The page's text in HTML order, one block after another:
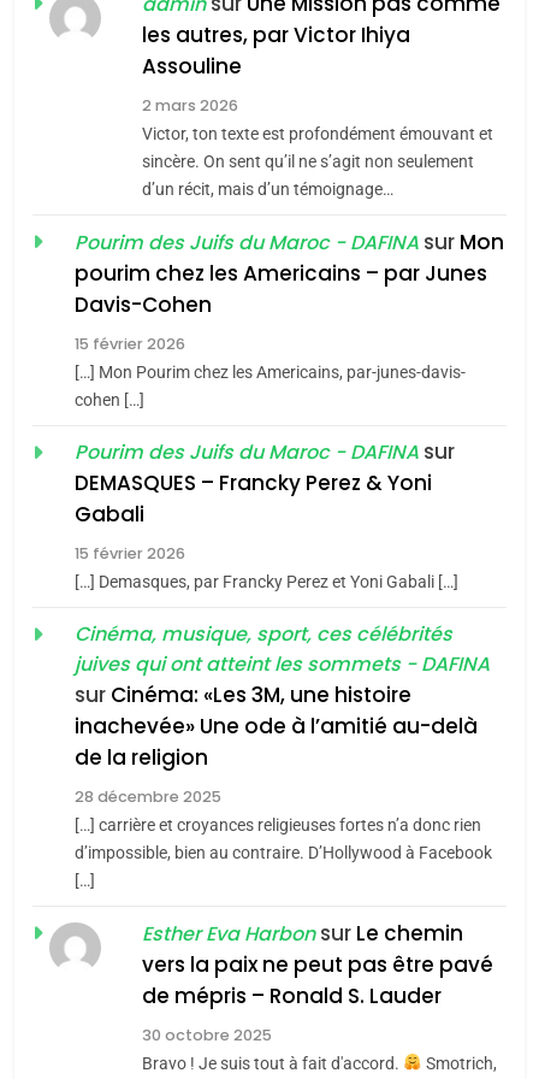
JUDAISME
Maroc : Les amandes de
Tafraout, le miel de Tadla
Azilal consacrés produits
du terroir
DAFINA MAROC
Oeil ravageur – Vanessa
De Loya Stauber
«Tu dis génocide, je dis
guerre»: La nouvelle
Tout sur la Nostalgie
SOUVENIRS
l’alliance pourrait
s’étendre à 13 pays
d’Amérique latine
ISRAÉL JUDAISME
2025, l’année la plus
meurtrière selon le
rapport d’ADL contre
l’antisémitisme
FRANCE ISRAÉL
les autres, par Victor Ihiya
Assouline
2 mars 2026
Victor, ton texte est profondément émouvant et
sincère. On sent qu’il ne s’agit non seulement
d’un récit, mais d’un témoignage…
Pourim des Juifs du Maroc - DAFINA sur Mon
pourim chez les Americains – par Junes
Davis-Cohen
15 février 2026
[…] Mon Pourim chez les Americains, par-junes-davis-
cohen […]
Pourim des Juifs du Maroc - DAFINA sur
DEMASQUES – Francky Perez & Yoni
Gabali
15 février 2026
[…] Demasques, par Francky Perez et Yoni Gabali […]
Cinéma, musique, sport, ces célébrités
juives qui ont atteint les sommets - DAFINA
sur Cinéma: «Les 3M, une histoire
inachevée» Une ode à l’amitié au-delà
de la religion
28 décembre 2025
[…] carrière et croyances religieuses fortes n’a donc rien
d’impossible, bien au contraire. D’Hollywood à Facebook
[…]
Esther Eva Harbonsur Le chemin
vers la paix ne peut pas être pavé
de mépris – Ronald S. Lauder
30 octobre 2025
Bravo ! Je suis tout à fait d'accord.
Smotrich,
2025, l’année la plus
d’ADL contre
l’antisémitisme
FRANCE ISRAÉL
POURQUOI JE REVENDIQUE
Zrihen-Dvir
CE QUI NOUS MANQUE –
Jacques Hadida
JUDAISME
Maroc : Les amandes de
Azilal consacrés produits
du terroir
DAFINA MAROC
Oeil ravageur – Vanessa De
Loya Stauber